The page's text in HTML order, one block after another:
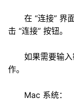
在 “连接” 界
击 “连接” 按钮。
如果需要输
作。
Mac 系统：